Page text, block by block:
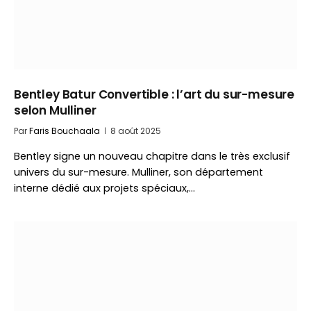
Bentley Batur Convertible : l’art du sur-mesure
selon Mulliner
ParFaris Bouchaala 8 août 2025
Bentley signe un nouveau chapitre dans le très exclusif
univers du sur-mesure. Mulliner, son département
interne dédié aux projets spéciaux,…